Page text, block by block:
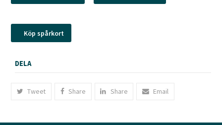
Köp spårkort
DELA
Tweet Share Share Email